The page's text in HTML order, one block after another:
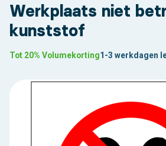
Werkplaats niet
kunststof
Tot 20% Volumekorting1-3 werkdagen